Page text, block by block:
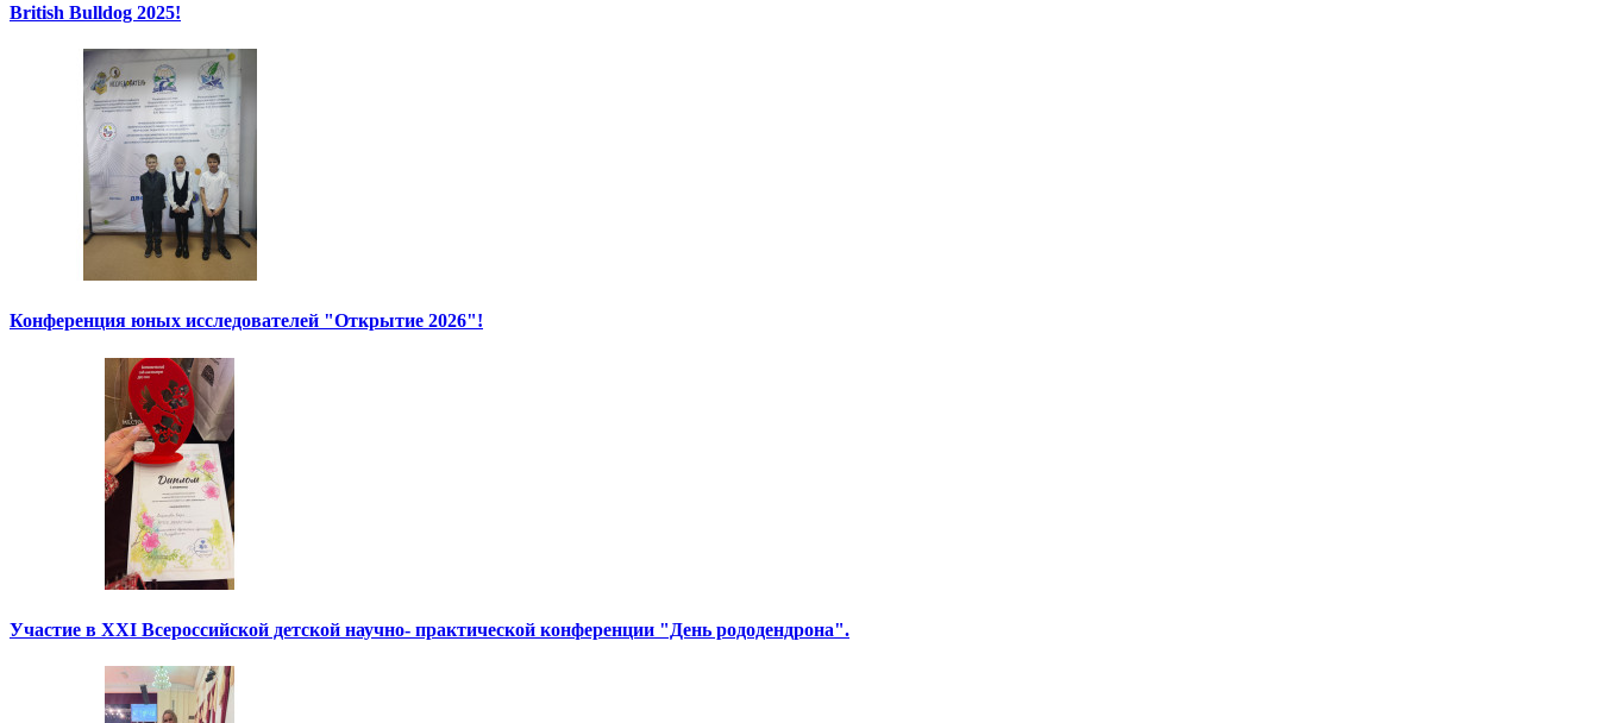
British Bulldog 2025!
Конференция юных исследователей "Открытие 2026"!
Участие в XXI Всероссийской детской научно- практической конференции "День рододендрона".